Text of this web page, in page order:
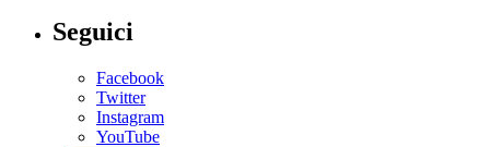
Seguici
Facebook
Twitter
Instagram
YouTube